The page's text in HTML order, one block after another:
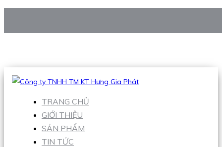
Hotline:0938 906 663
TRANG CHỦ
GIỚI THIỆU
SẢN PHẨM
TIN TỨC